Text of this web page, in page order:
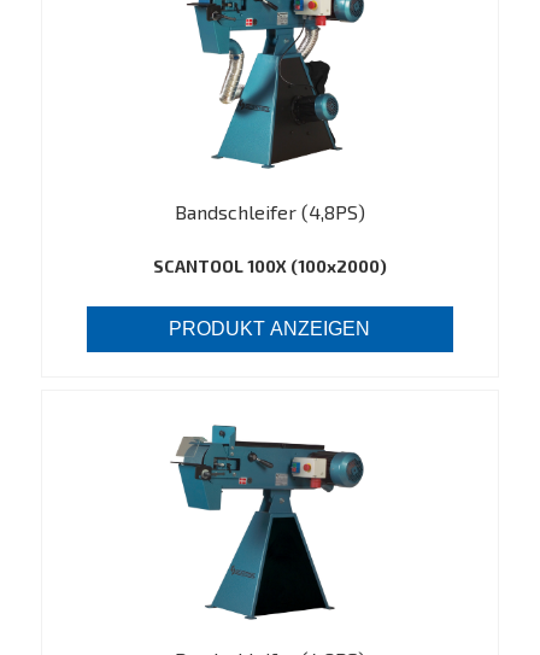
Bandschleifer (4,8PS)
SCANTOOL 100X (100x2000)
PRODUKT ANZEIGEN